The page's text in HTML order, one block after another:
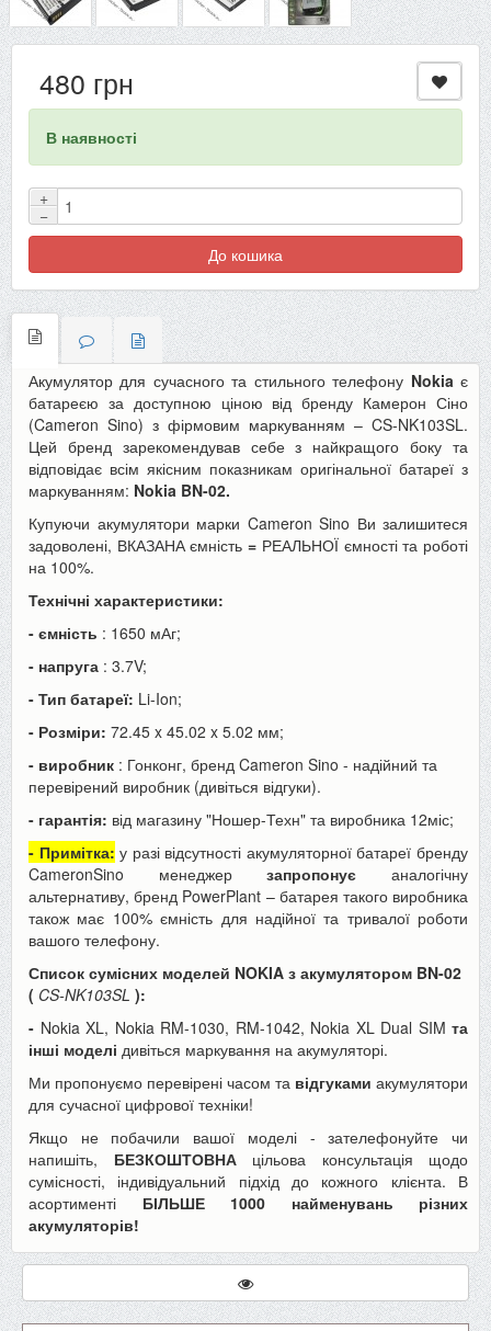
480 грн
В наявності
+
−
До кошика
Акумулятор для сучасного та стильного телефону Nokia є
батареєю за доступною ціною від бренду Камерон Сіно
(Cameron Sino) з фірмовим маркуванням – CS-NK103SL.
Цей бренд зарекомендував себе з найкращого боку та
відповідає всім якісним показникам оригінальної батареї з
маркуванням: Nokia BN-02.
Купуючи акумулятори марки Cameron Sino Ви залишитеся
задоволені, ВКАЗАНА ємність= РЕАЛЬНОЇ ємності та роботі
на 100%.
Технічні характеристики:
- ємність : 1650 мАг;
- напруга : 3.7V;
- Тип батареї: Li-Ion;
- Розміри: 72.45 x 45.02 x 5.02 мм;
- виробник : Гонконг, бренд Cameron Sino - надійний та
перевірений виробник (дивіться відгуки).
- гарантія: від магазину "Ношер-Техн" та виробника 12міс;
- Примітка: у разі відсутності акумуляторної батареї бренду
CameronSino менеджерзапропонує аналогічну
альтернативу, бренд PowerPlant – батарея такого виробника
також має 100% ємність для надійної та тривалої роботи
вашого телефону.
Список сумісних моделей NOKIA з акумулятором BN-02
( CS-NK103SL ):
- Nokia XL, Nokia RM-1030, RM-1042, Nokia XL Dual SIM та
інші моделі дивіться маркування на акумуляторі.
Ми пропонуємо перевірені часом та відгуками акумулятори
для сучасної цифрової техніки!
Якщо не побачили вашої моделі - зателефонуйте чи
напишіть, БЕЗКОШТОВНАцільова консультація щодо
сумісності, індивідуальний підхід до кожного клієнта. В
асортименті БІЛЬШЕ 1000 найменувань різних
акумуляторів!